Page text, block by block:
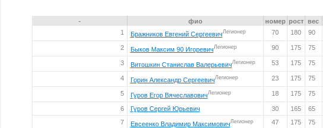
- фио номер рост вес
1
Бражников Евгений СергеевичЛегионер 70 180 90
2 Быков Максим 90 ИгоревичЛегионер 90 175 75
3 Витошкин Станислав ВалерьевичЛегионер 53 175 75
4 Горин Александр СергеевичЛегионер 23 175 75
5 Гуров Егор ВячеславовичЛегионер 18 175 75
6 Гуров Сергей Юрьевич 30 165 65
7
Евсеенко Владимир МаксимовичЛегионер 47 175 75